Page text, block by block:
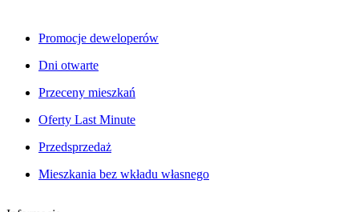
Promocje deweloperów
Dni otwarte
Przeceny mieszkań
Oferty Last Minute
Przedsprzedaż
Mieszkania bez wkładu własnego